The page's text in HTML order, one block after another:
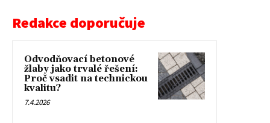
Redakce doporučuje
Odvodňovací betonové
žlaby jako trvalé řešení:
Proč vsadit na technickou
kvalitu?
7.4.2026